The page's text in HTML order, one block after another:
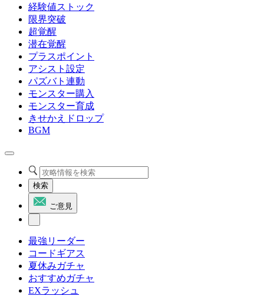
経験値ストック
限界突破
超覚醒
潜在覚醒
プラスポイント
アシスト設定
パズバト連動
モンスター購入
モンスター育成
きせかえドロップ
BGM
検索
ご意見
最強リーダー
コードギアス
夏休みガチャ
おすすめガチャ
EXラッシュ